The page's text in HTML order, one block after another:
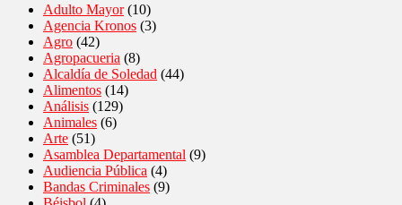
Adulto Mayor(10)
Agencia Kronos (3)
Agro (42)
Agropacueria (8)
Alcaldía de Soledad (44)
Alimentos (14)
Análisis (129)
Animales (6)
Arte (51)
Asamblea Departamental (9)
Audiencia Pública (4)
Bandas Criminales (9)